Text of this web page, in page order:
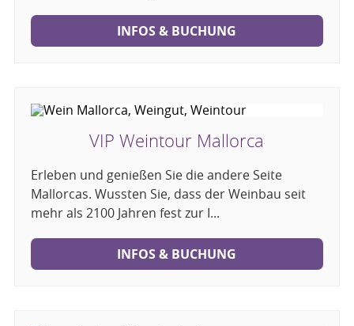
INFOS & BUCHUNG
VIP Weintour Mallorca
Erleben und genießen Sie die andere Seite
Mallorcas. Wussten Sie, dass der Weinbau seit
mehr als 2100 Jahren fest zur I...
INFOS & BUCHUNG